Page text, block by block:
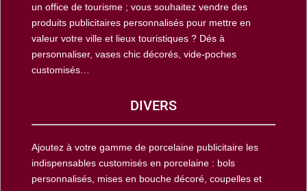
un office de tourisme ; vous souhaitez vendre des
produits publicitaires personnalisés pour mettre en
valeur votre ville et lieux touristiques ? Dés à
personnaliser, vases chic décorés, vide-poches
customisés…
DIVERS
Ajoutez à votre gamme de porcelaine publicitaire les
indispensables customisés en porcelaine : bols
personnalisés, mises en bouche décoré, coupelles et